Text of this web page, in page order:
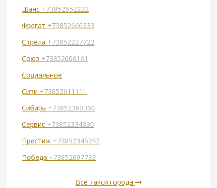
Шанс +73852652222
Фрегат +73852666333
Стрела +73852227722
Союз +73852606161
Социальное
Сити +73852611111
Сибирь +73852360360
Сервис +73852334330
Престиж +73852345252
Победа +73852697733
Все такси города